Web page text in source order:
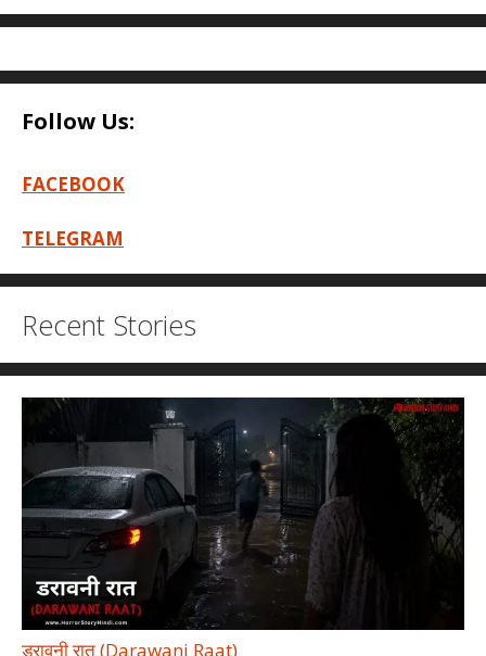
Follow Us:
FACEBOOK
TELEGRAM
Recent Stories
डरावनी रात (Darawani Raat)